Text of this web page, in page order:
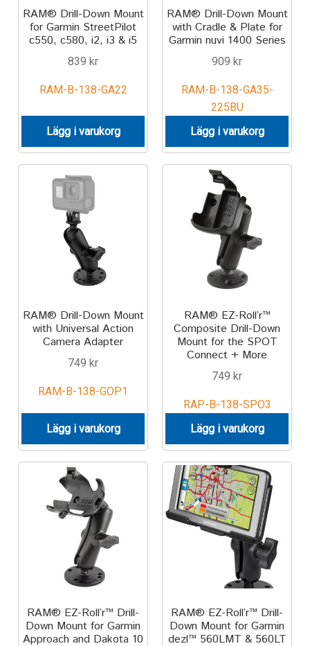
RAM® Drill-Down Mount
for Garmin StreetPilot
c550, c580, i2, i3 & i5
839 kr
RAM-B-138-GA22
Lägg i varukorg
RAM® Drill-Down Mount
with Cradle & Plate for
Garmin nuvi 1400 Series
909 kr
RAM-B-138-GA35-
225BU
Lägg i varukorg
RAM® Drill-Down Mount
with Universal Action
Camera Adapter
749 kr
RAM-B-138-GOP1
Lägg i varukorg
RAM® EZ-Roll’r™
Composite Drill-Down
Mount for the SPOT
Connect + More
749 kr
RAP-B-138-SPO3
Lägg i varukorg
RAM® EZ-Roll’r™ Drill-
Down Mount for Garmin
Approach and Dakota 10
RAM® EZ-Roll’r™ Drill-
Down Mount for Garmin
dezl™ 560LMT & 560LT